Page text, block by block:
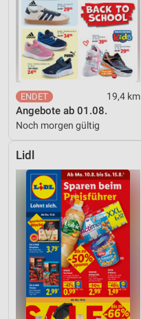
19,4 km
Angebote ab 01.08.
Noch morgen gültig
Lidl